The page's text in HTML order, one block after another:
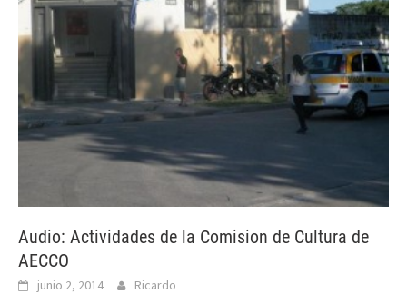
Audio: Actividades de la Comision de Cultura de
AECCO
junio 2, 2014 Ricardo